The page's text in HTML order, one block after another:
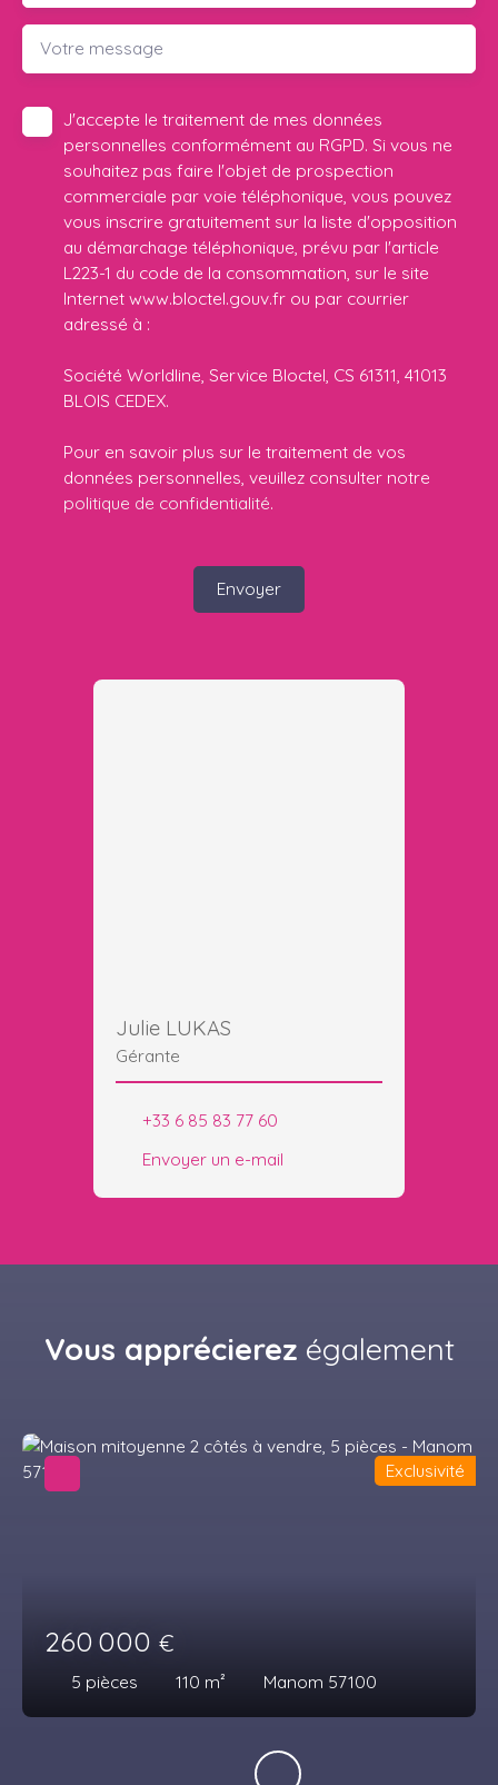
Votre message
J'accepte le traitement de mes données
personnelles conformément au RGPD. Si vous ne
souhaitez pas faire l'objet de prospection
commerciale par voie téléphonique, vous pouvez
vous inscrire gratuitement sur la liste d'opposition
au démarchage téléphonique, prévu par l'article
L223-1 du code de la consommation, sur le site
Internet www.bloctel.gouv.fr ou par courrier
adressé à :
Société Worldline, Service Bloctel, CS 61311, 41013
BLOIS CEDEX.
Pour en savoir plus sur le traitement de vos
données personnelles, veuillez consulter notre
politique de confidentialité.
Envoyer
Julie LUKAS
Gérante
+33 6 85 83 77 60
Envoyer un e-mail
Vous apprécierez également
260 000 €
5 pièces 110 m² Manom 57100
Exclusivité